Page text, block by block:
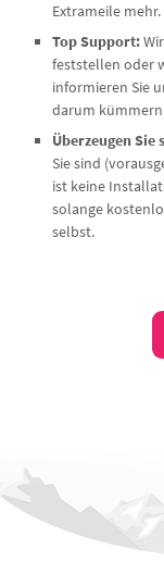
Extrameile mehr.
Top Support:
feststellen oder
informieren Sie
darum
Überzeugen Sie
Sie sind
ist keine
solange
selbst.